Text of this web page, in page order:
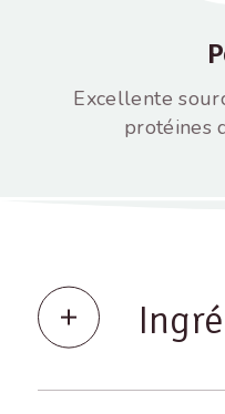
Excellente
protéines